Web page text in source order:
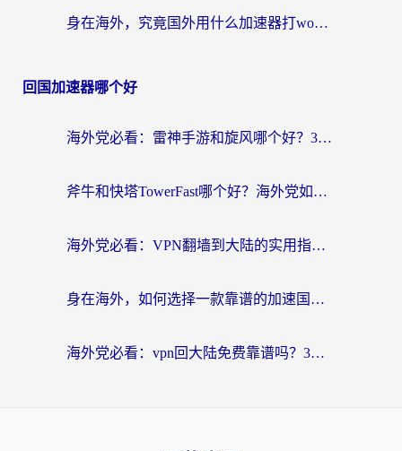
身在海外，究竟国外用什么加速器打wow好？
回国加速器哪个好
海外党必看：雷神手游和旋风哪个好？3分钟选对回国加速器，无缝刷国内剧玩游戏
斧牛和快塔TowerFast哪个好？海外党如何选对回国加速器
海外党必看：VPN翻墙到大陆的实用指南——从看CCTV5到选加速器，一篇全搞定
身在海外，如何选择一款靠谱的加速国内网络的加速器？
海外党必看：vpn回大陆免费靠谱吗？3步选对加速器实现无缝刷国内资源